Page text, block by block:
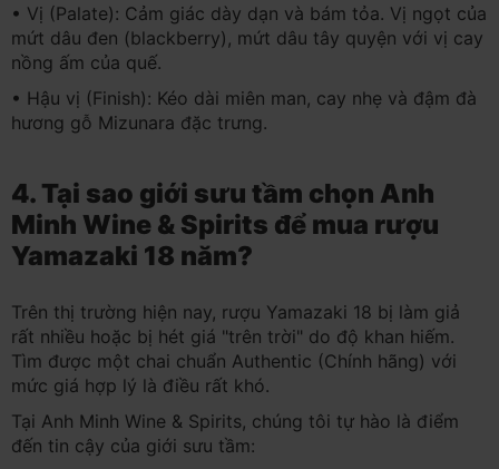
• Vị (Palate): Cảm giác dày dạn và bám tỏa. Vị ngọt của
mứt dâu đen (blackberry), mứt dâu tây quyện với vị cay
nồng ấm của quế.
• Hậu vị (Finish): Kéo dài miên man, cay nhẹ và đậm đà
hương gỗ Mizunara đặc trưng.
4. Tại sao giới sưu tầm chọn Anh
Minh Wine & Spirits để mua rượu
Yamazaki 18 năm?
Trên thị trường hiện nay, rượu Yamazaki 18 bị làm giả
rất nhiều hoặc bị hét giá "trên trời" do độ khan hiếm.
Tìm được một chai chuẩn Authentic (Chính hãng) với
mức giá hợp lý là điều rất khó.
Tại Anh Minh Wine & Spirits, chúng tôi tự hào là điểm
đến tin cậy của giới sưu tầm: